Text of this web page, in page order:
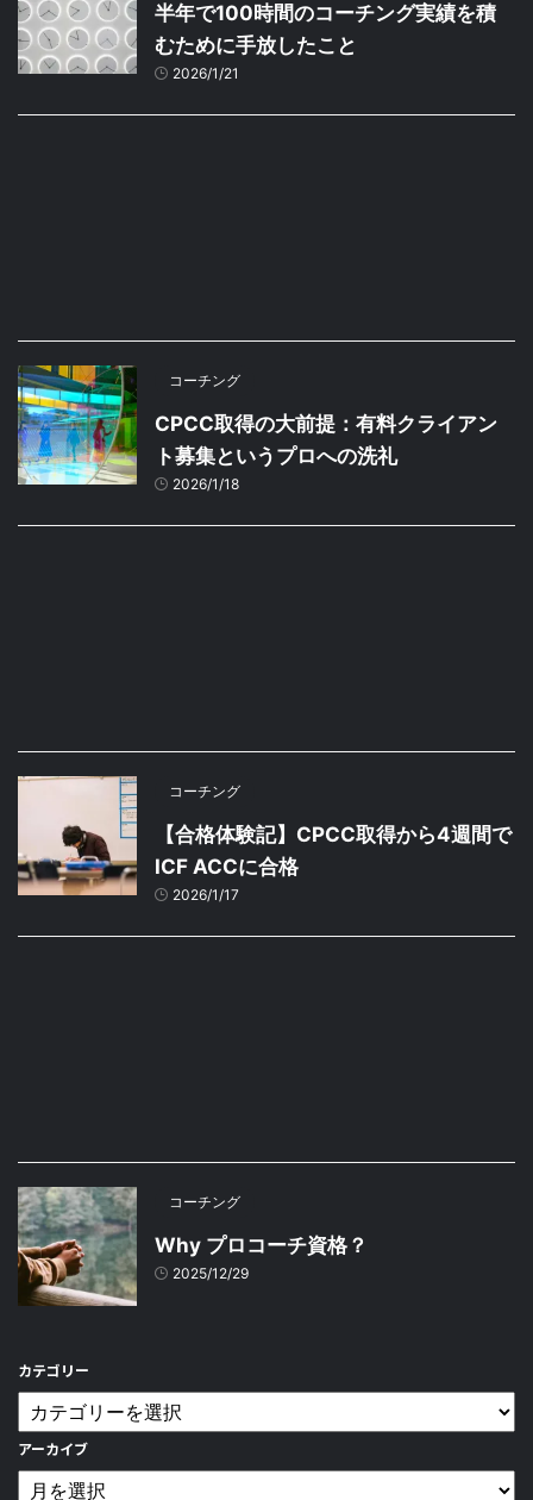
半年で100時間のコーチング実績を積
むために手放したこと
2026/1/21
コーチング
CPCC取得の大前提：有料クライアン
ト募集というプロへの洗礼
2026/1/18
コーチング
【合格体験記】CPCC取得から4週間で
ICF ACCに合格
2026/1/17
コーチング
Why プロコーチ資格？
2025/12/29
カテゴリー
アーカイブ